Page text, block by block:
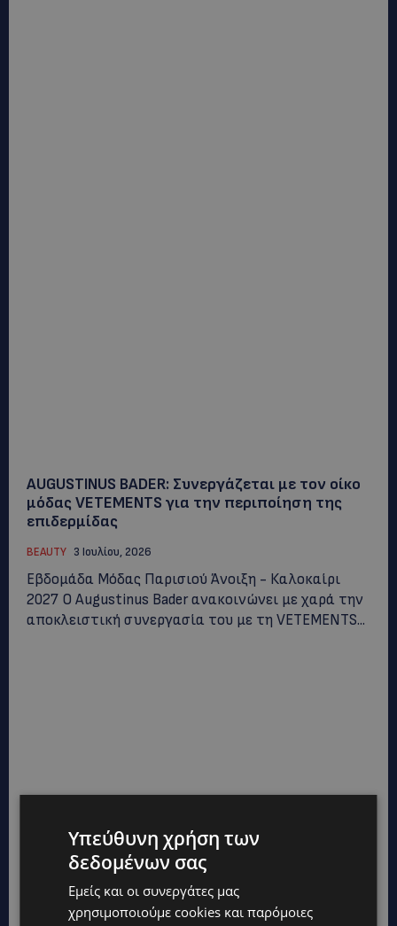
AUGUSTINUS BADER: Συνεργάζεται με τον οίκο
μόδας VETEMENTS για την περιποίηση της
επιδερμίδας
BEAUTY 3 Ιουλίου, 2026
Εβδομάδα Μόδας Παρισιού Άνοιξη - Καλοκαίρι
2027 Ο Augustinus Bader ανακοινώνει με χαρά την
αποκλειστική συνεργασία του με τη VETEMENTS...
Υπεύθυνη χρήση των
δεδομένων σας
Εμείς και οι συνεργάτες μας
χρησιμοποιούμε cookies και παρόμοιες